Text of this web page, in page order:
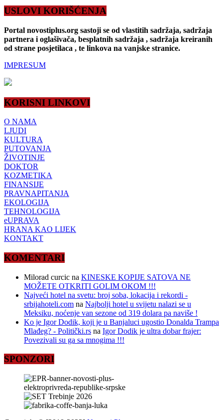
USLOVI KORIŠĆENJA
Portal novostiplus.org sastoji se od vlastitih sadržaja, sadržaja
partnera i oglašivača, besplatnih sadržaja , sadržaja kreiranih
od strane posjetilaca , te linkova na vanjske stranice.
IMPRESUM
KORISNI LINKOVI
O NAMA
LJUDI
KULTURA
PUTOVANJA
ŽIVOTINJE
DOKTOR
KOZMETIKA
FINANSIJE
PRAVNAPITANJA
EKOLOGIJA
TEHNOLOGIJA
eUPRAVA
HRANA KAO LIJEK
KONTAKT
KOMENTARI
Milorad curcic na KINESKE KOPIJE SATOVA NE
MOŽETE OTKRITI GOLIM OKOM !!!
Najveći hotel na svetu: broj soba, lokacija i rekordi -
srbijahoteli.com na Najbolji hotel u svijetu nalazi se u
Meksiku, noćenje van sezone od 319 dolara pa naviše !
Ko je Igor Dodik, koji je u Banjaluci ugostio Donalda Trampa
Mlađeg? - Politički.rs na Igor Dodik je ultra dobar frajer:
Povezivali su ga sa mnogima !!!
SPONZORI